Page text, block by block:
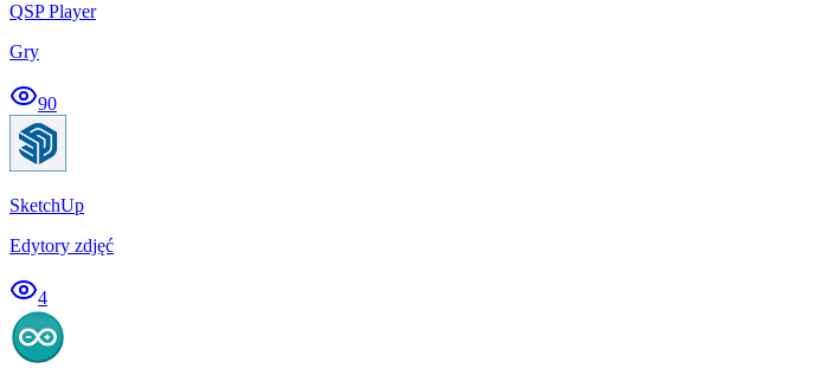
QSP Player
Gry
90
SketchUp
Edytory zdjęć
4